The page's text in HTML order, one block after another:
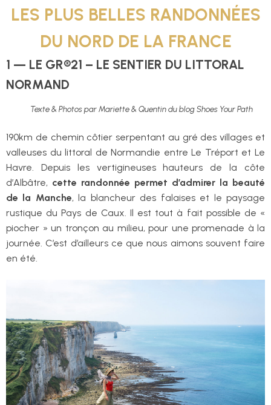
LES PLUS BELLES RANDONNÉES
DU NORD DE LA FRANCE
1 — LE GR®21 – LE SENTIER DU LITTORAL
NORMAND
Texte & Photos par Mariette & Quentin du blog Shoes Your Path
190km de chemin côtier serpentant au gré des villages et
valleuses du littoral de Normandie entre Le Tréport et Le
Havre. Depuis les vertigineuses hauteurs de la côte
d’Albâtre, cette randonnée permet d’admirer la beauté
de la Manche, la blancheur des falaises et le paysage
rustique du Pays de Caux. Il est tout à fait possible de «
piocher » un tronçon au milieu, pour une promenade à la
journée. C’est d’ailleurs ce que nous aimons souvent faire
en été.